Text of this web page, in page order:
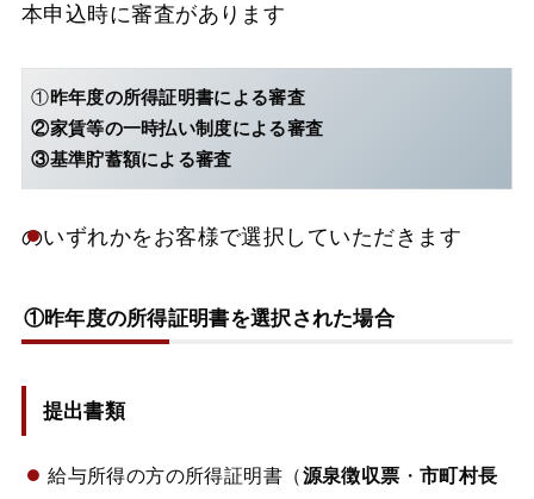
本申込時に審査があります
①昨年度の所得証明書による審査
②家賃等の一時払い制度による審査
③基準貯蓄額による審査
のいずれかをお客様で選択していただきます
①昨年度の所得証明書を選択された場合
提出書類
給与所得の方の所得証明書（源泉徴収票 ・ 市町村長